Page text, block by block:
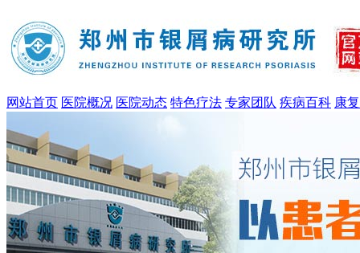
网站首页 医院概况 医院动态 特色疗法 专家团队 疾病百科 康